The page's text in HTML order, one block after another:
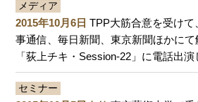
メディア
2015年10月6日 TPP大筋合意を受け
事通信、毎日新聞、東京新聞ほかに
「荻上チキ・Session-22」に電話出演
セミナー